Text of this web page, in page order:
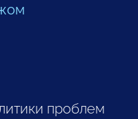
проблем